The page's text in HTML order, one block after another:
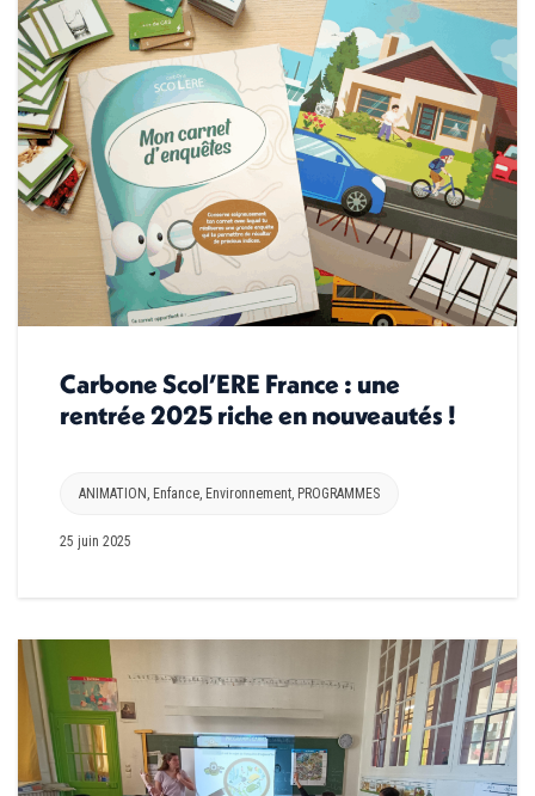
Carbone Scol’ERE France : une
rentrée 2025 riche en nouveautés !
ANIMATION , Enfance, Environnement, PROGRAMMES
25 juin 2025